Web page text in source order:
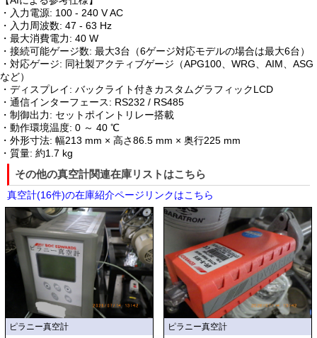
・入力電源: 100 - 240 V AC
・入力周波数: 47 - 63 Hz
・最大消費電力: 40 W
・接続可能ゲージ数: 最大3台（6ゲージ対応モデルの場合は最大6台）
・対応ゲージ: 同社製アクティブゲージ（APG100、WRG、AIM、ASG
など）
・ディスプレイ: バックライト付きカスタムグラフィックLCD
・通信インターフェース: RS232 / RS485
・制御出力: セットポイントリレー搭載
・動作環境温度: 0 ～ 40 ℃
・外形寸法: 幅213 mm × 高さ86.5 mm × 奥行225 mm
・質量: 約1.7 kg
その他の真空計関連在庫リストはこちら
真空計(16件)の在庫紹介ページリンクはこちら
ピラニー真空計 ピラニー真空計